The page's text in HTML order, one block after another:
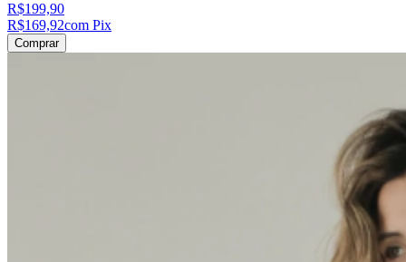
R$199,90
R$169,92com Pix
Comprar